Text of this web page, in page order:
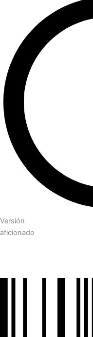
Versión
aficionado